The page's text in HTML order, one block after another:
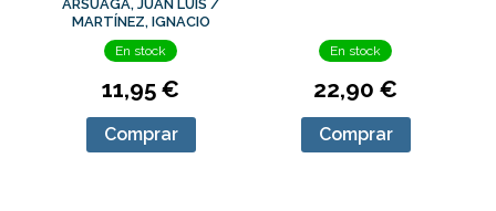
ARSUAGA, JUAN LUIS /
MARTÍNEZ, IGNACIO
En stock
11,95 €
Comprar
En stock
22,90 €
Comprar